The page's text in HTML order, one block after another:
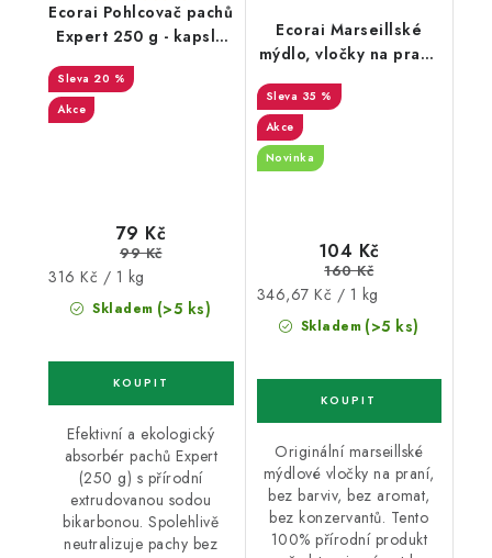
Ecorai Pohlcovač pachů
Expert 250 g - kapsle
pro snadné použití
20 %
Akce
Skladem (>5 ks)
79 Kč
99 Kč
Měrná
cena:
316 Kč / 1 kg
Efektivní a ekologický
absorbér pachů Expert
(250 g) s přírodní
extrudovanou sodou
bikarbonou. Spolehlivě
neutralizuje pachy bez
Ecorai Marseillské
mýdlo, vločky na praní,
originál 300 g
35 %
Akce
Novinka
Skladem (>5 ks)
104 Kč
160 Kč
Měrná
cena:
346,67 Kč / 1 kg
Originální marseillské
mýdlové vločky na praní,
bez barviv, bez aromat,
bez konzervantů. Tento
100% přírodní produkt